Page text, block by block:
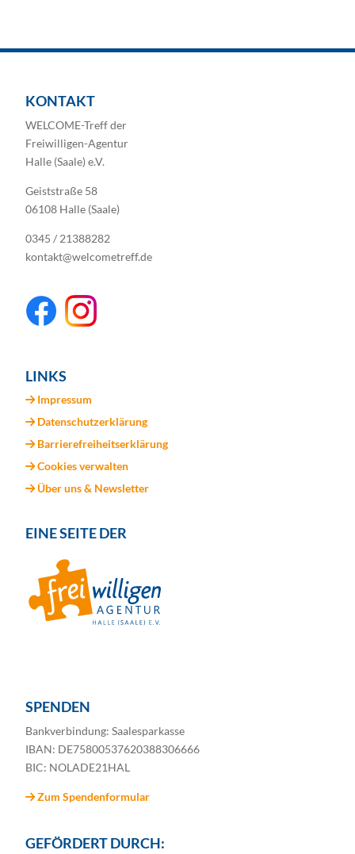
KONTAKT
WELCOME-Treff der
Freiwilligen-Agentur
Halle (Saale) e.V.
Geiststraße 58
06108 Halle (Saale)
0345 / 21388282
kontakt@welcometreff.de
LINKS
Impressum
Datenschutzerklärung
Barrierefreiheitserklärung
Cookies verwalten
Über uns & Newsletter
EINE SEITE DER
SPENDEN
Bankverbindung: Saalesparkasse
IBAN: DE75800537620388306666
BIC: NOLADE21HAL
Zum Spendenformular
GEFÖRDERT DURCH: